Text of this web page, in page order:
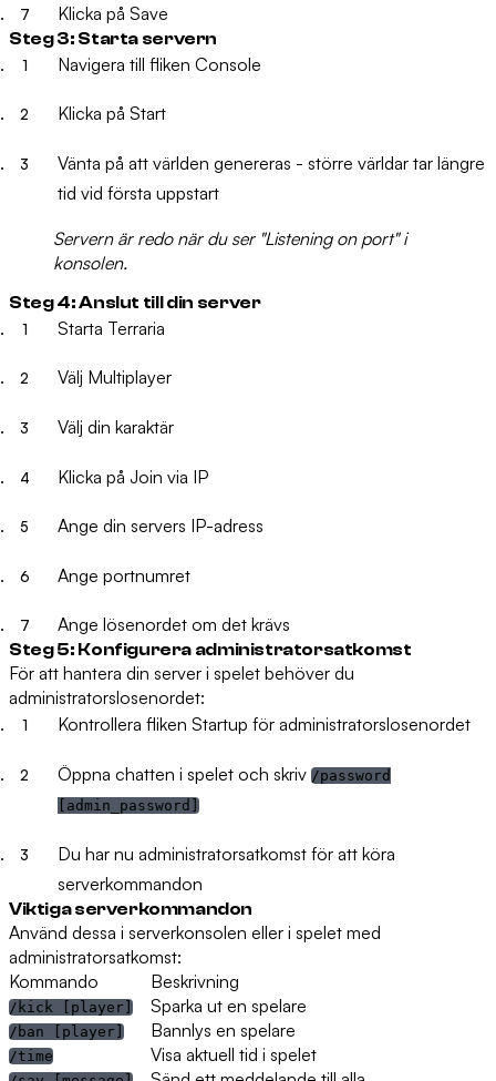
Klicka på Save
Steg 3: Starta servern
Navigera till fliken Console
Klicka på Start
Vänta på att världen genereras - större världar tar längre
tid vid första uppstart
Servern är redo när du ser "Listening on port" i
konsolen.
Steg 4: Anslut till din server
Starta Terraria
Välj Multiplayer
Välj din karaktär
Klicka på Join via IP
Ange din servers IP-adress
Ange portnumret
Ange lösenordet om det krävs
Steg 5: Konfigurera administratorsatkomst
För att hantera din server i spelet behöver du
administratorslosenordet:
Kontrollera fliken Startup för administratorslosenordet
Öppna chatten i spelet och skriv /password
[admin_password]
Du har nu administratorsatkomst för att köra
serverkommandon
Viktiga serverkommandon
Använd dessa i serverkonsolen eller i spelet med
administratorsatkomst:
Kommando
Beskrivning
/kick [player] Sparka ut en spelare
/ban [player] Bannlys en spelare
/time Visa aktuell tid i spelet